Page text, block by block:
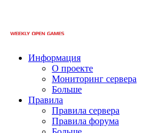
Информация
О проекте
Мониторинг сервера
Больше
Правила
Правила сервера
Правила форума